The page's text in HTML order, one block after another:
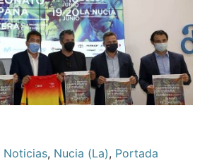
Noticias, Nucia (La), Portada